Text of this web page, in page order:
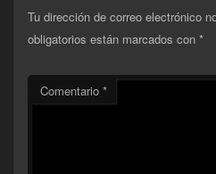
Tu dirección de correo electrónico
obligatorios están marcados con *
Comentario *